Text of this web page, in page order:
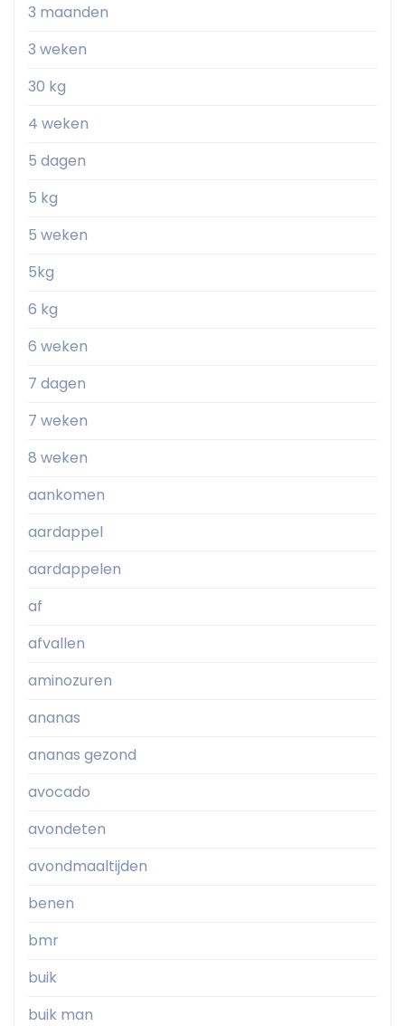
3 maanden
3 weken
30 kg
4 weken
5 dagen
5 kg
5 weken
5kg
6 kg
6 weken
7 dagen
7 weken
8 weken
aankomen
aardappel
aardappelen
af
afvallen
aminozuren
ananas
ananas gezond
avocado
avondeten
avondmaaltijden
benen
bmr
buik
buik man